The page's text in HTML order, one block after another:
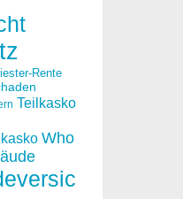
Rente
Teilkasko
Who